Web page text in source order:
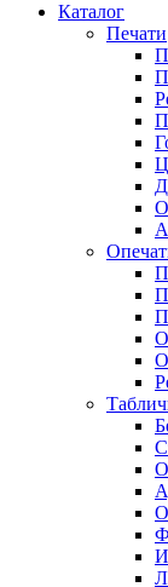
Каталог
Печати